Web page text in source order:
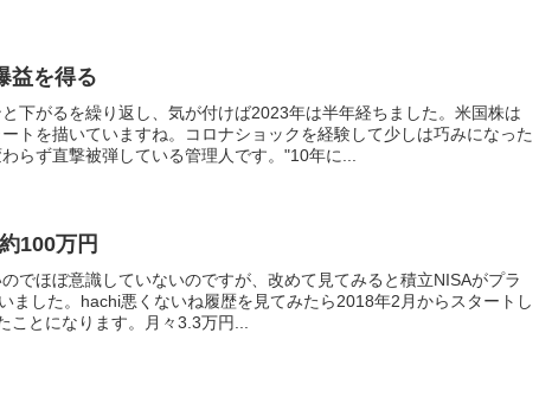
益を得る
下がるを繰り返し、気が付けば2023年は半年経ちました。米国株は
トを描いていますね。コロナショックを経験して少しは巧みになった
らず直撃被弾している管理人です。"10年に...
100万円
でほぼ意識していないのですが、改めて見てみると積立NISAがプラ
ました。hachi悪くないね履歴を見てみたら2018年2月からスタートし
ことになります。月々3.3万円...